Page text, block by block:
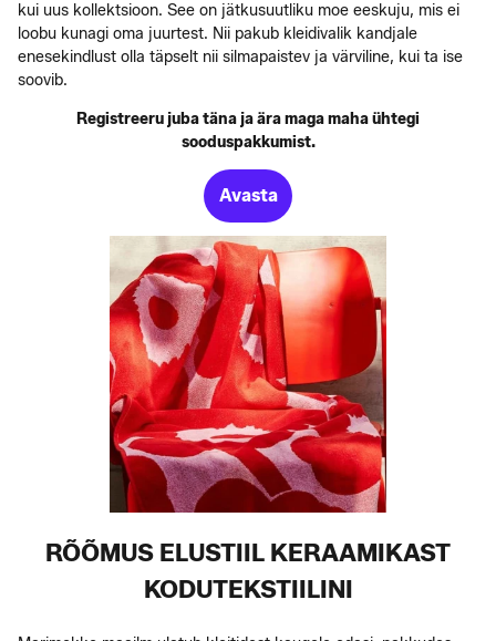
kui uus kollektsioon. See on jätkusuutliku moe eeskuju, mis ei
loobu kunagi oma juurtest. Nii pakub kleidivalik kandjale
enesekindlust olla täpselt nii silmapaistev ja värviline, kui ta ise
soovib.
Registreeru juba täna ja ära maga maha ühtegi
sooduspakkumist.
Avasta
RÕÕMUS ELUSTIIL KERAAMIKAST
KODUTEKSTIILINI